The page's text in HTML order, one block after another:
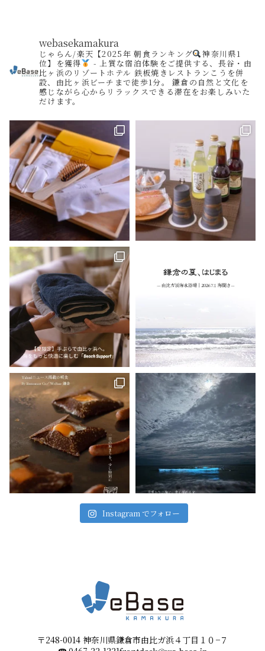
webasekamakura
じゃらん/楽天【2025年 朝食ランキング
神奈川県1
位】を獲得
- 上質な宿泊体験をご提供する、長谷・由
比ヶ浜のリゾートホテル 鉄板焼きレストランこうを併
設、由比ヶ浜ビーチまで徒歩1分。
鎌倉の自然と文化を
感じながら心からリラックスできる滞在をお楽しみいた
だけます。
Instagram でフォロー
〒248-0014 神奈川県鎌倉市由比ガ浜４丁目１０−７